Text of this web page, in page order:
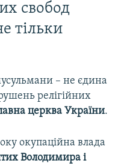
свобод
тільки
– не єдина
релігійних
церква України.
окупаційна влада
Володимира і